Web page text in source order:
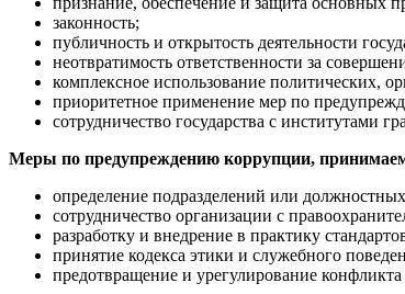
законность;
публичность и открытость деятельности
неотвратимость ответственности за
комплексное использование политических,
приоритетное применение мер по
сотрудничество государства с институтами
Меры по предупреждению коррупции,
определение подразделений или
сотрудничество организации с
разработку и внедрение в практику
принятие кодекса этики и служебного
предотвращение и урегулирование конфликта